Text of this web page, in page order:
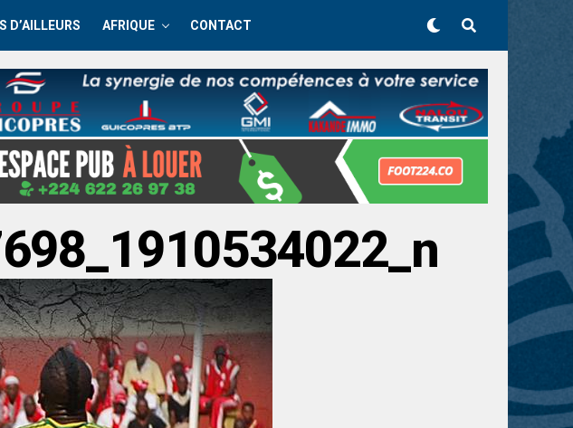
D’AILLEURS AFRIQUE CONTACT